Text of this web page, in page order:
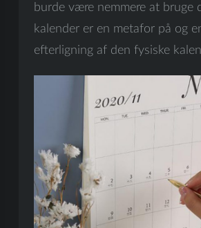
burde være nemmere at bruge
kalender er en metafor på og
efterligning af den fysiske